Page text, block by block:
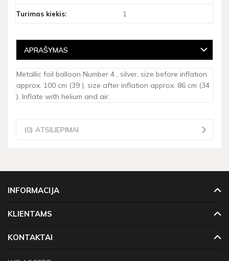
Turimas kiekis: 1
APRAŠYMAS
Metallic foil balloon Number 4 , silver, size before inflation
approx. 100 cm (39 ), size after inflation approx. 86 cm (34
). Inflate with helium and air.
(0) ATSILIEPIMAI
INFORMACIJA
KLIENTAMS
KONTAKTAI